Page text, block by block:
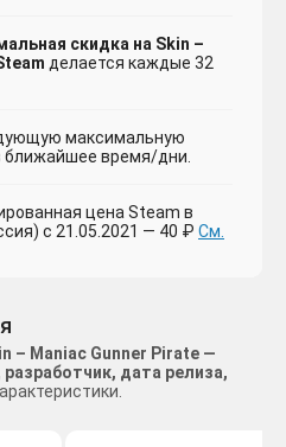
скидка на Skin –
делается каждые 32
максимальную
ближайшее время/дни.
цена Steam в
с 21.05.2021 — 40 ₽ См.
– Maniac Gunner Pirate —
дата релиза,